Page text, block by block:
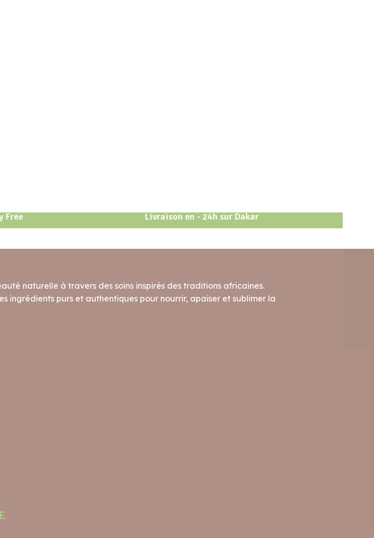
Free Livraison en - 24h sur Dakar
naturelle à travers des soins inspirés des traditions africaines.
ingrédients purs et authentiques pour nourrir, apaiser et sublimer la